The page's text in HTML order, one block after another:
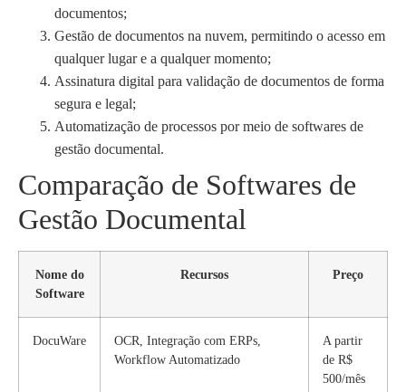
documentos;
Gestão de documentos na nuvem, permitindo o acesso em
qualquer lugar e a qualquer momento;
Assinatura digital para validação de documentos de forma
segura e legal;
Automatização de processos por meio de softwares de
gestão documental.
Comparação de Softwares de
Gestão Documental
Nome do
Software
Recursos Preço
DocuWare
OCR, Integração com ERPs,
Workflow Automatizado
A partir
de R$
500/mês